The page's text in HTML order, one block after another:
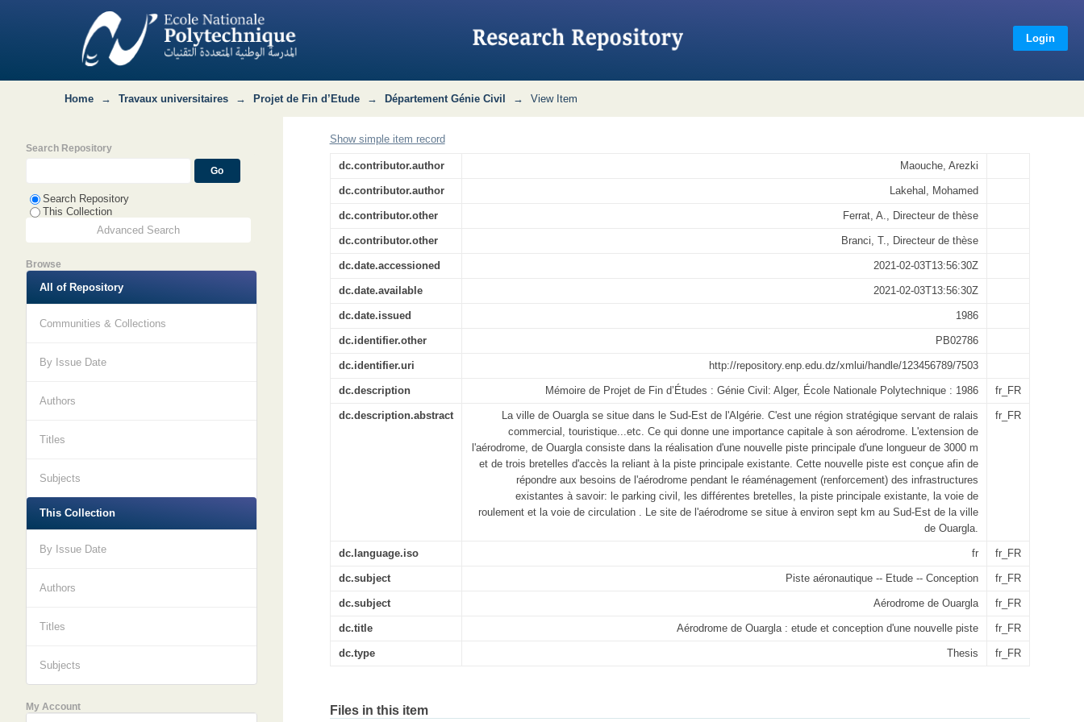
Aérodrome de Ouargla : etude et conception d'une nouvelle piste
Login
Home → Travaux universitaires → Projet de Fin d’Etude → Département Génie Civil → View Item
Show simple item record
dc.contributor.author Maouche, Arezki
dc.contributor.author Lakehal, Mohamed
dc.contributor.other Ferrat, A., Directeur de thèse
dc.contributor.other Branci, T., Directeur de thèse
dc.date.accessioned 2021-02-03T13:56:30Z
dc.date.available 2021-02-03T13:56:30Z
dc.date.issued 1986
dc.identifier.other PB02786
dc.identifier.uri http://repository.enp.edu.dz/xmlui/handle/123456789/7503
dc.description Mémoire de Projet de Fin d’Études : Génie Civil: Alger, École Nationale Polytechnique : 1986 fr_FR
dc.description.abstract
La ville de Ouargla se situe dans le Sud-Est de l'Algérie. C'est une région stratégique servant de ralais
commercial, touristique...etc. Ce qui donne une importance capitale à son aérodrome. L'extension de
l'aérodrome, de Ouargla consiste dans la réalisation d'une nouvelle piste principale d'une longueur de 3000 m
et de trois bretelles d'accès la reliant à la piste principale existante. Cette nouvelle piste est conçue afin de
répondre aux besoins de l'aérodrome pendant le réaménagement (renforcement) des infrastructures
existantes à savoir: le parking civil, les différentes bretelles, la piste principale existante, la voie de
roulement et la voie de circulation . Le site de l'aérodrome se situe à environ sept km au Sud-Est de la ville
de Ouargla.
fr_FR
dc.language.iso fr fr_FR
dc.subject Piste aéronautique -- Etude -- Conception fr_FR
dc.subject Aérodrome de Ouargla fr_FR
dc.title Aérodrome de Ouargla : etude et conception d'une nouvelle piste fr_FR
dc.type Thesis fr_FR
Files in this item
Search Repository
Search Repository
This Collection
Advanced Search
Browse
All of Repository
Communities & Collections
By Issue Date
Authors
Titles
Subjects
This Collection
By Issue Date
Authors
Titles
Subjects
My Account